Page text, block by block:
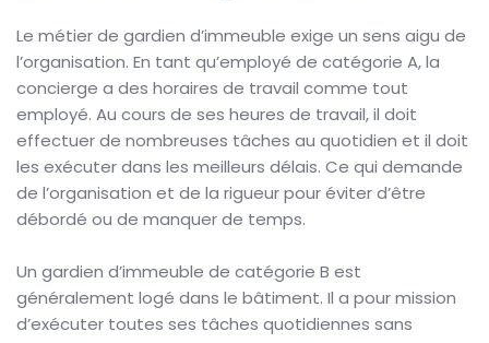
Le métier de gardien d’immeuble exige un sens aigu de
l’organisation. En tant qu’employé de catégorie A, la
concierge a des horaires de travail comme tout
employé. Au cours de ses heures de travail, il doit
effectuer de nombreuses tâches au quotidien et il doit
les exécuter dans les meilleurs délais. Ce qui demande
de l’organisation et de la rigueur pour éviter d’être
débordé ou de manquer de temps.
Un gardien d’immeuble de catégorie B est
généralement logé dans le bâtiment. Il a pour mission
d’exécuter toutes ses tâches quotidiennes sans